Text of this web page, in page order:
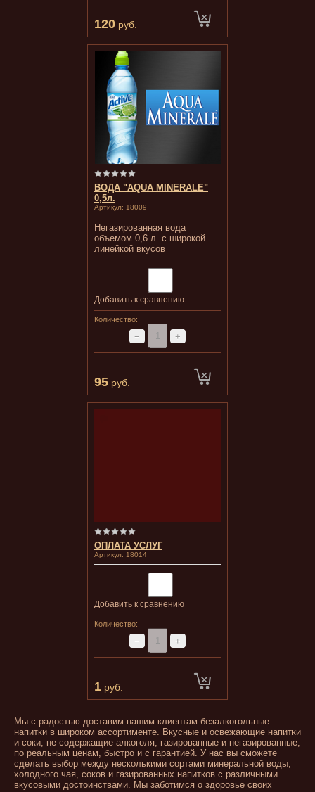
120 руб.
ВОДА "AQUA MINERALE"
0,5л.
Артикул: 18009
Негазированная вода
объемом 0,6 л. с широкой
линейкой вкусов
Добавить к сравнению
Количество:
− +
95 руб.
ОПЛАТА УСЛУГ
Артикул: 18014
Добавить к сравнению
Количество:
− +
1 руб.
Мы с радостью доставим нашим клиентам безалкогольные
напитки в широком ассортименте. Вкусные и освежающие напитки
и соки, не содержащие алкоголя, газированные и негазированные,
по реальным ценам, быстро и с гарантией. У нас вы сможете
сделать выбор между несколькими сортами минеральной воды,
холодного чая, соков и газированных напитков с различными
вкусовыми достоинствами. Мы заботимся о здоровье своих